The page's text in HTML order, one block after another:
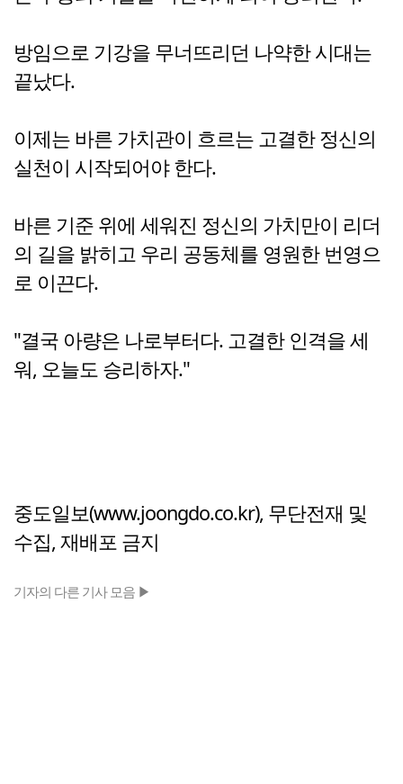
방임으로 기강을 무너뜨리던 나약한 시대는
끝났다.
이제는 바른 가치관이 흐르는 고결한 정신의
실천이 시작되어야 한다.
바른 기준 위에 세워진 정신의 가치만이 리더
의 길을 밝히고 우리 공동체를 영원한 번영으
로 이끈다.
"결국 아량은 나로부터다. 고결한 인격을 세
워, 오늘도 승리하자."
중도일보(www.joongdo.co.kr), 무단전재 및
수집, 재배포 금지
기자의 다른 기사 모음 ▶